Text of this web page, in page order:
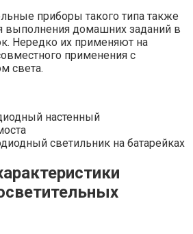
приборы такого типа также
выполнения домашних заданий в
Нередко их применяют на
применения с
света.